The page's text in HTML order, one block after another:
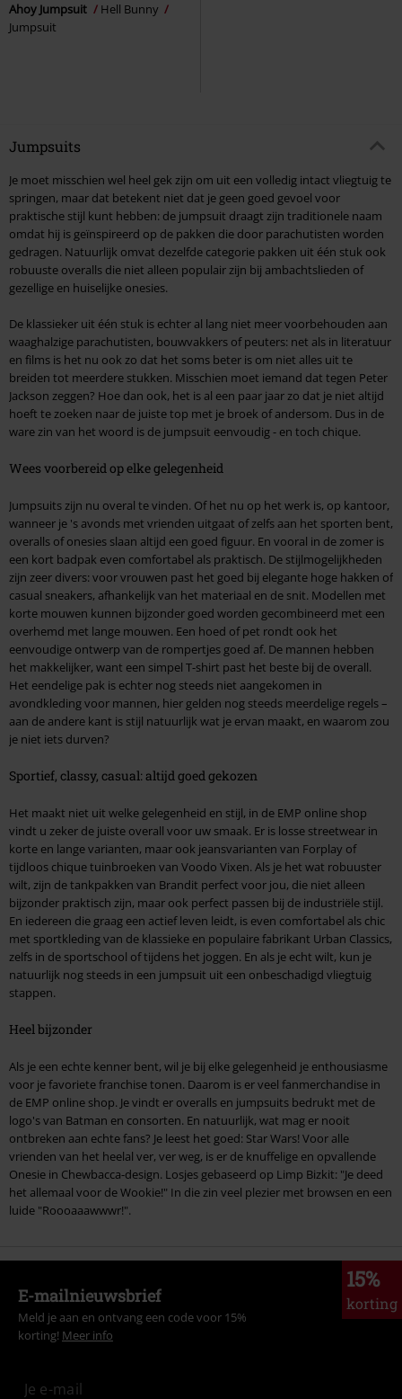
Ahoy Jumpsuit
Hell Bunny
Jumpsuit
Jumpsuits
Je moet misschien wel heel gek zijn om uit een volledig intact vliegtuig te
springen, maar dat betekent niet dat je geen goed gevoel voor
praktische stijl kunt hebben: de jumpsuit draagt zijn traditionele naam
omdat hij is geïnspireerd op de pakken die door parachutisten worden
gedragen. Natuurlijk omvat dezelfde categorie pakken uit één stuk ook
robuuste overalls die niet alleen populair zijn bij ambachtslieden of
gezellige en huiselijke onesies.
De klassieker uit één stuk is echter al lang niet meer voorbehouden aan
waaghalzige parachutisten, bouwvakkers of peuters: net als in literatuur
en films is het nu ook zo dat het soms beter is om niet alles uit te
breiden tot meerdere stukken. Misschien moet iemand dat tegen Peter
Jackson zeggen? Hoe dan ook, het is al een paar jaar zo dat je niet altijd
hoeft te zoeken naar de juiste top met je broek of andersom. Dus in de
ware zin van het woord is de jumpsuit eenvoudig - en toch chique.
Wees voorbereid op elke gelegenheid
Jumpsuits zijn nu overal te vinden. Of het nu op het werk is, op kantoor,
wanneer je 's avonds met vrienden uitgaat of zelfs aan het sporten bent,
overalls of onesies slaan altijd een goed figuur. En vooral in de zomer is
een kort badpak even comfortabel als praktisch. De stijlmogelijkheden
zijn zeer divers: voor vrouwen past het goed bij elegante hoge hakken of
casual sneakers, afhankelijk van het materiaal en de snit. Modellen met
korte mouwen kunnen bijzonder goed worden gecombineerd met een
overhemd met lange mouwen. Een hoed of pet rondt ook het
eenvoudige ontwerp van de rompertjes goed af. De mannen hebben
het makkelijker, want een simpel T-shirt past het beste bij de overall.
Het eendelige pak is echter nog steeds niet aangekomen in
avondkleding voor mannen, hier gelden nog steeds meerdelige regels –
aan de andere kant is stijl natuurlijk wat je ervan maakt, en waarom zou
je niet iets durven?
Sportief, classy, casual: altijd goed gekozen
Het maakt niet uit welke gelegenheid en stijl, in de EMP online shop
vindt u zeker de juiste overall voor uw smaak. Er is losse streetwear in
korte en lange varianten, maar ook jeansvarianten van Forplay of
tijdloos chique tuinbroeken van Voodo Vixen. Als je het wat robuuster
wilt, zijn de tankpakken van Brandit perfect voor jou, die niet alleen
bijzonder praktisch zijn, maar ook perfect passen bij de industriële stijl.
En iedereen die graag een actief leven leidt, is even comfortabel als chic
met sportkleding van de klassieke en populaire fabrikant Urban Classics,
zelfs in de sportschool of tijdens het joggen. En als je echt wilt, kun je
natuurlijk nog steeds in een jumpsuit uit een onbeschadigd vliegtuig
stappen.
Heel bijzonder
Als je een echte kenner bent, wil je bij elke gelegenheid je enthousiasme
voor je favoriete franchise tonen. Daarom is er veel fanmerchandise in
de EMP online shop. Je vindt er overalls en jumpsuits bedrukt met de
logo's van Batman en consorten. En natuurlijk, wat mag er nooit
ontbreken aan echte fans? Je leest het goed: Star Wars! Voor alle
vrienden van het heelal ver, ver weg, is er de knuffelige en opvallende
Onesie in Chewbacca-design. Losjes gebaseerd op Limp Bizkit: "Je deed
het allemaal voor de Wookie!" In die zin veel plezier met browsen en een
luide "Roooaaawwwr!".
15%
korting
E-mailnieuwsbrief
Meld je aan en ontvang een code voor 15%
korting! Meer info